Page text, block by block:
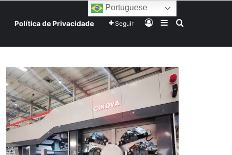
Política de Privacidade Seguir EntrarBarra Lateral
Procurar por
Portuguese